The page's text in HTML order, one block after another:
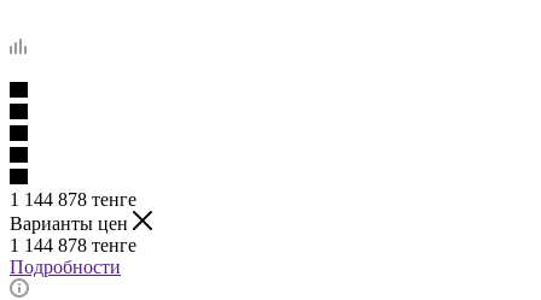
1 144 878 тенге
Варианты цен
1 144 878 тенге
Подробности